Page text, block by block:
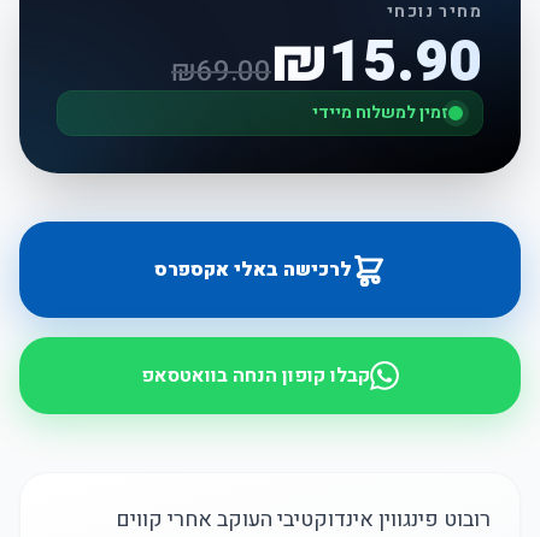
מחיר נוכחי
₪15.90
₪69.00
זמין למשלוח מיידי
לרכישה באלי אקספרס
קבלו קופון הנחה בוואטסאפ
רובוט פינגווין אינדוקטיבי העוקב אחרי קווים